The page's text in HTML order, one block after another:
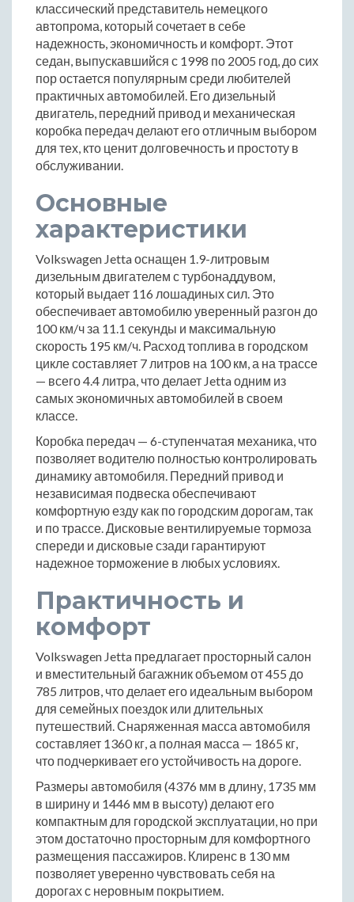
классический представитель немецкого
автопрома, который сочетает в себе
надежность, экономичность и комфорт. Этот
седан, выпускавшийся с 1998 по 2005 год, до сих
пор остается популярным среди любителей
практичных автомобилей. Его дизельный
двигатель, передний привод и механическая
коробка передач делают его отличным выбором
для тех, кто ценит долговечность и простоту в
обслуживании.
Основные
характеристики
Volkswagen Jetta оснащен 1.9-литровым
дизельным двигателем с турбонаддувом,
который выдает 116 лошадиных сил. Это
обеспечивает автомобилю уверенный разгон до
100 км/ч за 11.1 секунды и максимальную
скорость 195 км/ч. Расход топлива в городском
цикле составляет 7 литров на 100 км, а на трассе
— всего 4.4 литра, что делает Jetta одним из
самых экономичных автомобилей в своем
классе.
Коробка передач — 6-ступенчатая механика, что
позволяет водителю полностью контролировать
динамику автомобиля. Передний привод и
независимая подвеска обеспечивают
комфортную езду как по городским дорогам, так
и по трассе. Дисковые вентилируемые тормоза
спереди и дисковые сзади гарантируют
надежное торможение в любых условиях.
Практичность и
комфорт
Volkswagen Jetta предлагает просторный салон
и вместительный багажник объемом от 455 до
785 литров, что делает его идеальным выбором
для семейных поездок или длительных
путешествий. Снаряженная масса автомобиля
составляет 1360 кг, а полная масса — 1865 кг,
что подчеркивает его устойчивость на дороге.
Размеры автомобиля (4376 мм в длину, 1735 мм
в ширину и 1446 мм в высоту) делают его
компактным для городской эксплуатации, но при
этом достаточно просторным для комфортного
размещения пассажиров. Клиренс в 130 мм
позволяет уверенно чувствовать себя на
дорогах с неровным покрытием.